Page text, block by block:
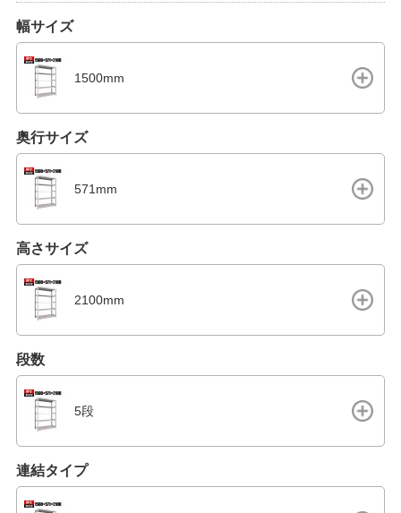
幅サイズ
1500mm
奥行サイズ
571mm
高さサイズ
2100mm
段数
5段
連結タイプ